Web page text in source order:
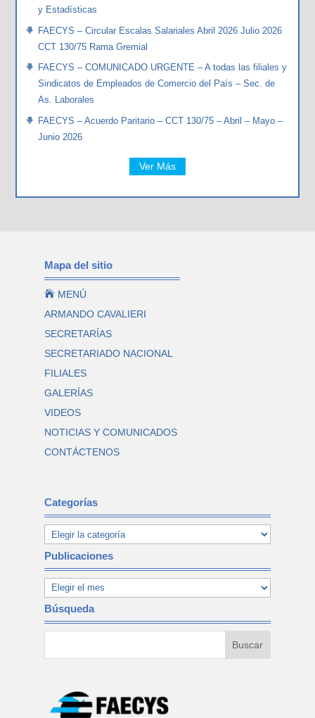
y Estadísticas
FAECYS – Circular Escalas Salariales Abril 2026 Julio 2026
CCT 130/75 Rama Gremial
FAECYS – COMUNICADO URGENTE – A todas las filiales y
Sindicatos de Empleados de Comercio del País – Sec. de
As. Laborales
FAECYS – Acuerdo Paritario – CCT 130/75 – Abril – Mayo –
Junio 2026
Ver Más
Mapa del sitio
 MENÚ
ARMANDO CAVALIERI
SECRETARÍAS
SECRETARIADO NACIONAL
FILIALES
GALERÍAS
VIDEOS
NOTICIAS Y COMUNICADOS
CONTÁCTENOS
Categorías
Publicaciones
Búsqueda